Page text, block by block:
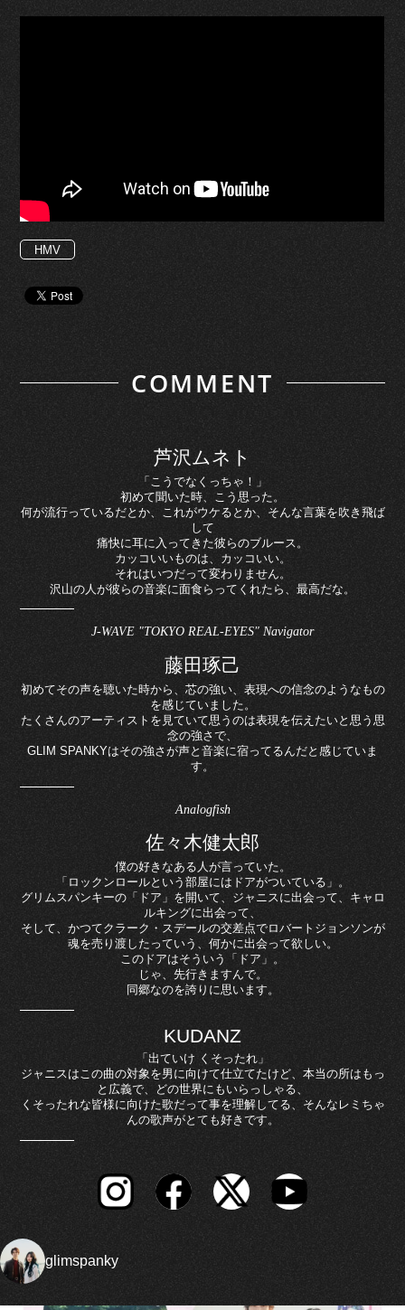
HMV
COMMENT
芦沢ムネト
「こうでなくっちゃ！」
初めて聞いた時、こう思った。
何が流行っているだとか、これがウケるとか、そんな言葉を吹き飛ば
して
痛快に耳に入ってきた彼らのブルース。
カッコいいものは、カッコいい。
それはいつだって変わりません。
沢山の人が彼らの音楽に面食らってくれたら、最高だな。
J-WAVE "TOKYO REAL-EYES" Navigator
藤田琢己
初めてその声を聴いた時から、芯の強い、表現への信念のようなもの
を感じていました。
たくさんのアーティストを見ていて思うのは表現を伝えたいと思う思
念の強さで、
GLIM SPANKYはその強さが声と音楽に宿ってるんだと感じていま
す。
Analogfish
佐々木健太郎
僕の好きなある人が言っていた。
「ロックンロールという部屋にはドアがついている」。
グリムスパンキーの「ドア」を開いて、ジャニスに出会って、キャロ
ルキングに出会って、
そして、かつてクラーク・スデールの交差点でロバートジョンソンが
魂を売り渡したっていう、何かに出会って欲しい。
このドアはそういう「ドア」。
じゃ、先行きますんで。
同郷なのを誇りに思います。
KUDANZ
「出ていけ くそったれ」
ジャニスはこの曲の対象を男に向けて仕立てたけど、本当の所はもっ
と広義で、どの世界にもいらっしゃる、
くそったれな皆様に向けた歌だって事を理解してる、そんなレミちゃ
んの歌声がとても好きです。
glimspanky